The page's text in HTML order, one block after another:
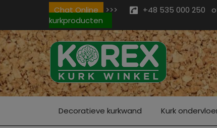
Chat Online >>> +48 535 000 250
kurkproducten
Decoratieve kurkwand Kurk